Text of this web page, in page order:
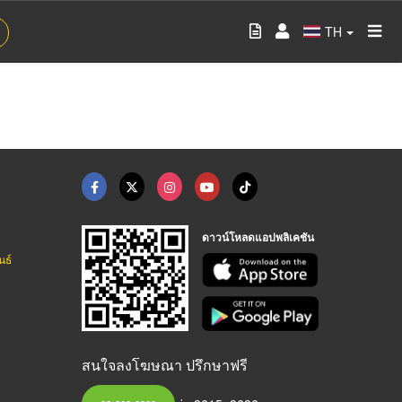
TH
ธ์
ดาวน์โหลดแอปพลิเคชัน
สนใจลงโฆษณา ปรึกษาฟรี